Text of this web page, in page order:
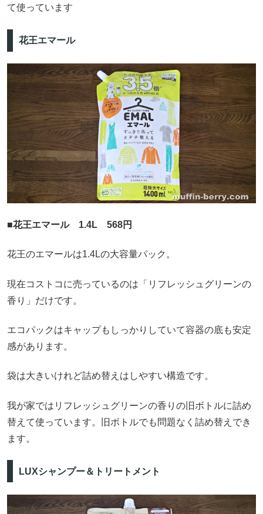
て使っています
花王エマール
■花王エマール 1.4L 568円
花王のエマールは1.4Lの大容量パック。
現在コストコに売っているのは「リフレッシュグリーンの
香り」だけです。
エコパックはキャップもしっかりしていて容器の底も安定
感があります。
袋は大きいけれど詰め替えはしやすい構造です。
我が家ではリフレッシュグリーンの香りの旧ボトルに詰め
替えて使っています。旧ボトルでも問題なく詰め替えでき
ます。
LUXシャンプー＆トリートメント